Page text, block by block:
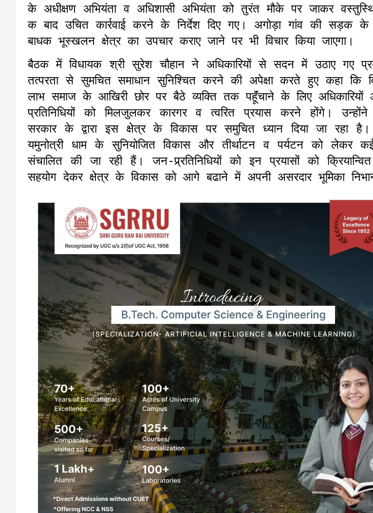
के अधीक्षण अभियंता व अधिशासी अभियंता को तुरंत मौके पर जाकर
क बाद उचित कार्रवाई करने के निर्देश दिए गए। अगोड़ा गांव की सड़क के
बाधक भूस्खलन क्षेत्र का उपचार कराए जाने पर भी विचार किया जाएगा।
बैठक में विधायक श्री सुरेश चौहान ने अधिकारियों से सदन में उठाए गए
तत्परता से सुमचित समाधान सुनिश्चित करने की अपेक्षा करते हुए कहा कि
लाभ समाज के आखिरी छोर पर बैठे व्यक्ति तक पहॅूंचाने के लिए
प्रतिनिधियों को मिलजुलकर कारगर व त्वरित प्रयास करने होंगे।
सरकार के द्वारा इस क्षेत्र के विकास पर समुचित ध्यान दिया जा रहा है।
यमुनोत्री धाम के सुनियोजित विकास और तीर्थाटन व पर्यटन को लेकर
संचालित की जा रही हैं। जन-प्र्रतिनिधियों को इन प्रयासों को
सहयोग देकर क्षेत्र के विकास को आगे बढाने में अपनी असरदार भूमिका